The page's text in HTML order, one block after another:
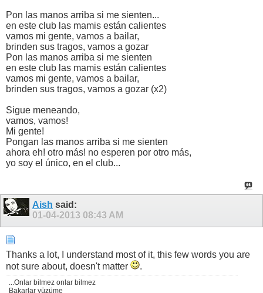
Pon las manos arriba si me sienten...
en este club las mamis están calientes
vamos mi gente, vamos a bailar,
brinden sus tragos, vamos a gozar
Pon las manos arriba si me sienten
en este club las mamis están calientes
vamos mi gente, vamos a bailar,
brinden sus tragos, vamos a gozar (x2)
Sigue meneando,
vamos, vamos!
Mi gente!
Pongan las manos arriba si me sienten
ahora eh! otro más! no esperen por otro más,
yo soy el único, en el club...
Aish said:
01-04-2013 08:43 AM
Thanks a lot, I understand most of it, this few words you are
not sure about, doesn't matter
.
...Onlar bilmez onlar bilmez
Bakarlar yüzüme